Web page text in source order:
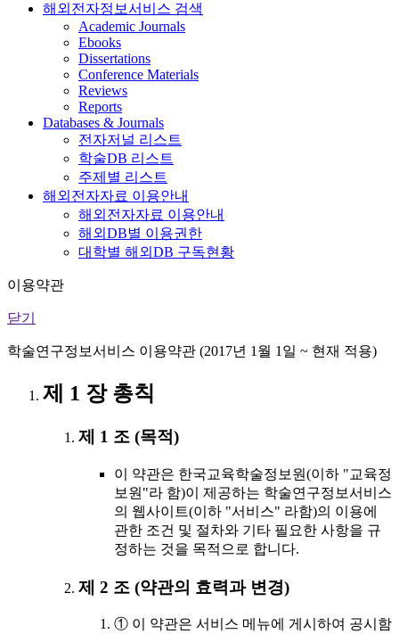
해외전자정보서비스 검색
Academic Journals
Ebooks
Dissertations
Conference Materials
Reviews
Reports
Databases & Journals
전자저널 리스트
학술DB 리스트
주제별 리스트
해외전자자료 이용안내
해외전자자료 이용안내
해외DB별 이용권한
대학별 해외DB 구독현황
이용약관
닫기
학술연구정보서비스 이용약관 (2017년 1월 1일 ~ 현재 적용)
제 1 장 총칙
제 1 조 (목적)
이 약관은 한국교육학술정보원(이하 "교육정
보원"라 함)이 제공하는 학술연구정보서비스
의 웹사이트(이하 "서비스" 라함)의 이용에
관한 조건 및 절차와 기타 필요한 사항을 규
정하는 것을 목적으로 합니다.
제 2 조 (약관의 효력과 변경)
① 이 약관은 서비스 메뉴에 게시하여 공시함